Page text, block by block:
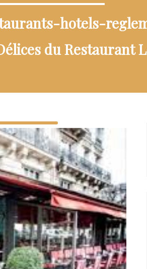
hotels-
du Restaurant